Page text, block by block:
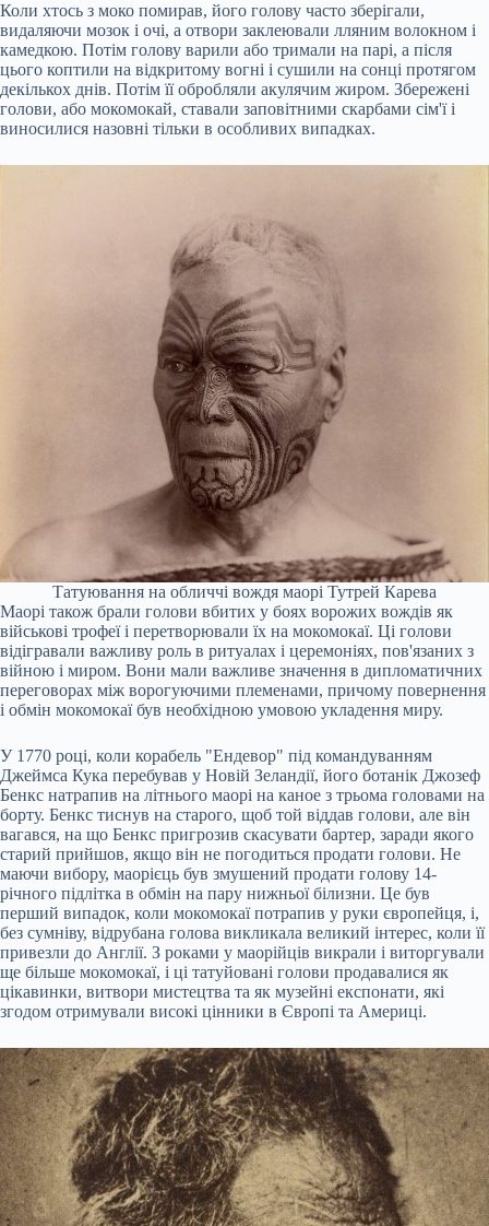
Коли хтось з моко помирав, його голову часто зберігали,
видаляючи мозок і очі, а отвори заклеювали лляним волокном і
камедкою. Потім голову варили або тримали на парі, а після
цього коптили на відкритому вогні і сушили на сонці протягом
декількох днів. Потім її обробляли акулячим жиром. Збережені
голови, або мокомокай, ставали заповітними скарбами сім'ї і
виносилися назовні тільки в особливих випадках.
Татуювання на обличчі вождя маорі Тутрей Карева
Маорі також брали голови вбитих у боях ворожих вождів як
військові трофеї і перетворювали їх на мокомокаї. Ці голови
відігравали важливу роль в ритуалах і церемоніях, пов'язаних з
війною і миром. Вони мали важливе значення в дипломатичних
переговорах між ворогуючими племенами, причому повернення
і обмін мокомокаї був необхідною умовою укладення миру.
У 1770 році, коли корабель "Ендевор" під командуванням
Джеймса Кука перебував у Новій Зеландії, його ботанік Джозеф
Бенкс натрапив на літнього маорі на каное з трьома головами на
борту. Бенкс тиснув на старого, щоб той віддав голови, але він
вагався, на що Бенкс пригрозив скасувати бартер, заради якого
старий прийшов, якщо він не погодиться продати голови. Не
маючи вибору, маорієць був змушений продати голову 14-
річного підлітка в обмін на пару нижньої білизни. Це був
перший випадок, коли мокомокаї потрапив у руки європейця, і,
без сумніву, відрубана голова викликала великий інтерес, коли її
привезли до Англії. З роками у маорійців викрали і виторгували
ще більше мокомокаї, і ці татуйовані голови продавалися як
цікавинки, витвори мистецтва та як музейні експонати, які
згодом отримували високі цінники в Європі та Америці.